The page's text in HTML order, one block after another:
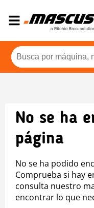
No se ha
página
No se ha podido
Comprueba si hay
consulta nuestro
encontrar lo que